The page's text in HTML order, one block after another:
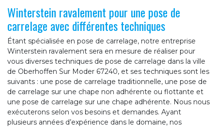
Winterstein ravalement pour une pose de
carrelage avec différentes techniques
Étant spécialisée en pose de carrelage, notre entreprise
Winterstein ravalement sera en mesure de réaliser pour
vous diverses techniques de pose de carrelage dans la ville
de Oberhoffen Sur Moder 67240, et ses techniques sont les
suivants : une pose de carrelage traditionnelle, une pose de
de carrelage sur une chape non adhérente ou flottante et
une pose de carrelage sur une chape adhérente. Nous nous
exécuterons selon vos besoins et demandes. Ayant
plusieurs années d’expérience dans le domaine, nos